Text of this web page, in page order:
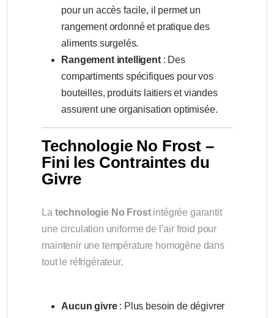
pour un accès facile, il permet un
rangement ordonné et pratique des
aliments surgelés.
Rangement intelligent: Des
compartiments spécifiques pour vos
bouteilles, produits laitiers et viandes
assurent une organisation optimisée.
Technologie No Frost –
Fini les Contraintes du
Givre
La technologie No Frostintégrée garantit
une circulation uniforme de l’air froid pour
maintenir une température homogène dans
tout le réfrigérateur.
Aucun givre: Plus besoin de dégivrer